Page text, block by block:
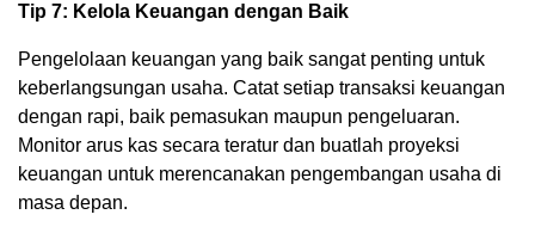
Tip 7: Kelola Keuangan dengan Baik
Pengelolaan keuangan yang baik sangat penting untuk
keberlangsungan usaha. Catat setiap transaksi keuangan
dengan rapi, baik pemasukan maupun pengeluaran.
Monitor arus kas secara teratur dan buatlah proyeksi
keuangan untuk merencanakan pengembangan usaha di
masa depan.